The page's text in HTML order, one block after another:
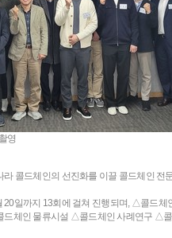
영
콜드체인의 선진화를 이끌 콜드체인
20일까지 13회에 걸쳐 진행되며, △콜
체인 물류시설 △콜드체인 사례연구 △콜